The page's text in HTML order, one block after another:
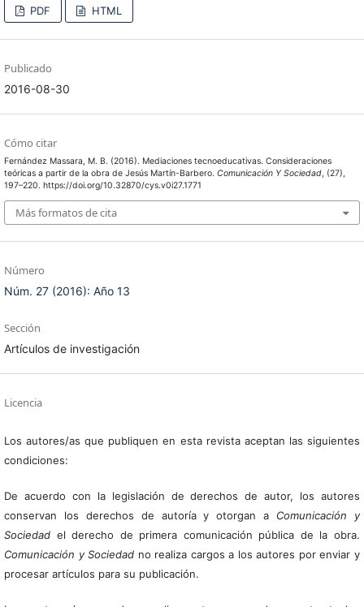
PDF HTML
Publicado
2016-08-30
Cómo citar
Fernández Massara, M. B. (2016). Mediaciones tecnoeducativas. Consideraciones
teóricas a partir de la obra de Jesús Martín-Barbero. Comunicación Y Sociedad, (27),
197–220. https://doi.org/10.32870/cys.v0i27.1771
Más formatos de cita
Número
Núm. 27 (2016): Año 13
Sección
Artículos de investigación
Licencia
Los autores/as que publiquen en esta revista aceptan las siguientes
condiciones:
De acuerdo con la legislación de derechos de autor, los autores
conservan los derechos de autoría y otorgan a Comunicación y
Sociedadel derecho de primera comunicación pública de la obra.
Comunicación y Sociedad no realiza cargos a los autores por enviar y
procesar artículos para su publicación.